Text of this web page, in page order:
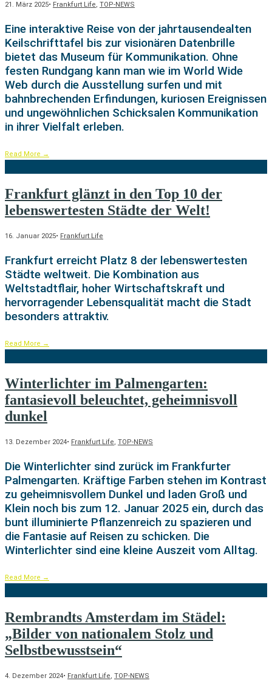
21. März 2025• Frankfurt Life, TOP-NEWS
Eine interaktive Reise von der jahrtausendealten
Keilschrifttafel bis zur visionären Datenbrille
bietet das Museum für Kommunikation. Ohne
festen Rundgang kann man wie im World Wide
Web durch die Ausstellung surfen und mit
bahnbrechenden Erfindungen, kuriosen Ereignissen
und ungewöhnlichen Schicksalen Kommunikation
in ihrer Vielfalt erleben.
Read More →
Frankfurt glänzt in den Top 10 der
lebenswertesten Städte der Welt!
16. Januar 2025• Frankfurt Life
Frankfurt erreicht Platz 8 der lebenswertesten
Städte weltweit. Die Kombination aus
Weltstadtflair, hoher Wirtschaftskraft und
hervorragender Lebensqualität macht die Stadt
besonders attraktiv.
Read More →
Winterlichter im Palmengarten:
fantasievoll beleuchtet, geheimnisvoll
dunkel
13. Dezember 2024• Frankfurt Life, TOP-NEWS
Die Winterlichter sind zurück im Frankfurter
Palmengarten. Kräftige Farben stehen im Kontrast
zu geheimnisvollem Dunkel und laden Groß und
Klein noch bis zum 12. Januar 2025 ein, durch das
bunt illuminierte Pflanzenreich zu spazieren und
die Fantasie auf Reisen zu schicken. Die
Winterlichter sind eine kleine Auszeit vom Alltag.
Read More →
Rembrandts Amsterdam im Städel:
„Bilder von nationalem Stolz und
Selbstbewusstsein“
4. Dezember 2024• Frankfurt Life TOP-NEWS